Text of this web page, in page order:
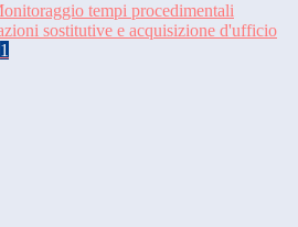
tempi procedimentali
sostitutive e acquisizione d'ufficio
1